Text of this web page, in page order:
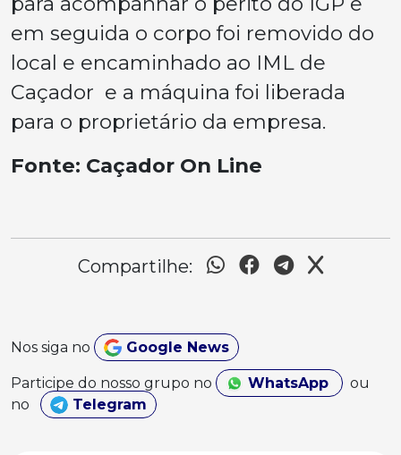
em seguida o corpo foi removido do
local e encaminhado ao IML de
Caçador e a máquina foi liberada
para o proprietário da empresa.
Fonte: Caçador On Line
Compartilhe:
Nos siga no Google News
Participe do nosso grupo no WhatsApp
ou
no
Telegram